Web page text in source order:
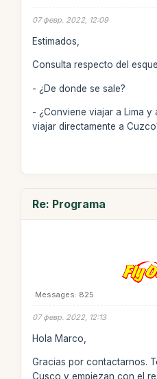
07 февр. 2022, 12:09
Estimados,
Consulta respecto del
- ¿De donde se sale?
- ¿Conviene viajar a Lima
viajar directamente a
Re: Programa
Messages: 825
07 февр. 2022, 12:13
Hola Marco,
Gracias por contactarnos.
Cusco y empiezan con el